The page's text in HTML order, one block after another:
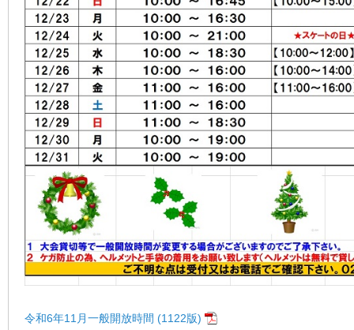
令和6年11月一般開放時間 (1122版)